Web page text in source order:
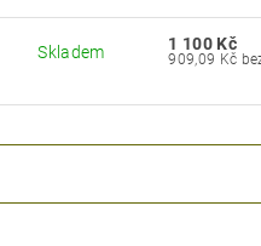
Skladem 1 100 Kč